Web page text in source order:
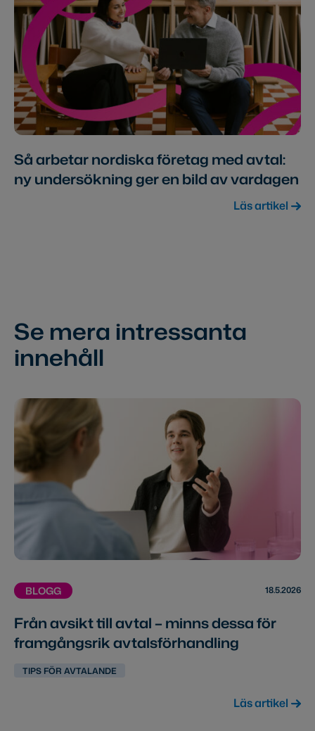
Så arbetar nordiska företag med avtal:
ny undersökning ger en bild av vardagen
Läs artikel
Se mera intressanta
innehåll
BLOGG 18.5.2026
Från avsikt till avtal – minns dessa för
framgångsrik avtalsförhandling
TIPS FÖR AVTALANDE
Läs artikel